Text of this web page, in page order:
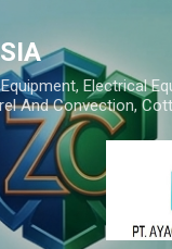
Electrical
And Convection,